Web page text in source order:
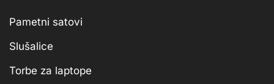
Pametni satovi
Slušalice
Torbe za laptope